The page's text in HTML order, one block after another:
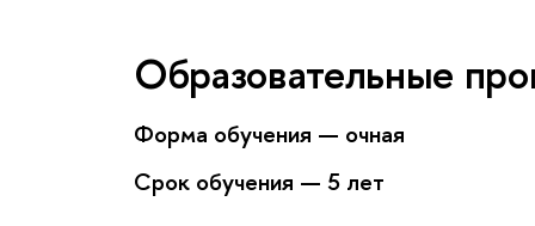
Образовательные
Форма обучения — очная
Срок обучения — 5 лет